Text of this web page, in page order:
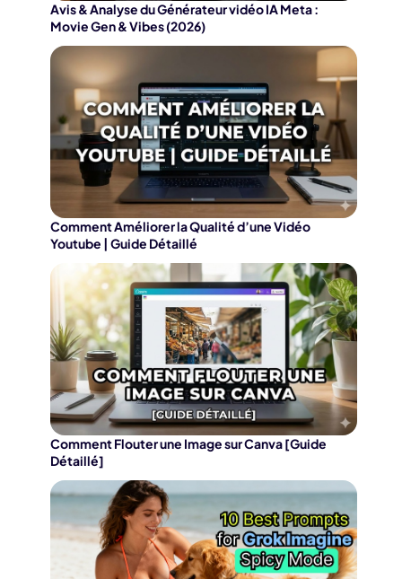
Avis & Analyse du Générateur vidéo IA Meta :
Movie Gen & Vibes (2026)
Comment Améliorer la Qualité d’une Vidéo
Youtube | Guide Détaillé
Comment Flouter une Image sur Canva [Guide
Détaillé]
Kling 3.0 sur Edimakor
Transformez n'importe quelle photo en uneVidéo
de danse IAavec du rythme et du mouvement.